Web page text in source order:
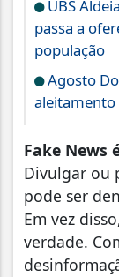
UBS
passa a
população
Agosto
Fake News
Divulgar ou
pode ser
Em vez
verdade.